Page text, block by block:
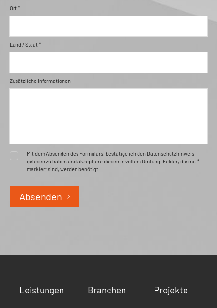
Ort *
Land / Staat *
Zusätzliche Informationen
Mit dem Absenden des Formulars, bestätige ich den Datenschutzhinweis
gelesen zu haben und akzeptiere diesen in vollem Umfang. Felder, die mit *
markiert sind, werden benötigt.
Absenden
Leistungen Branchen Projekte